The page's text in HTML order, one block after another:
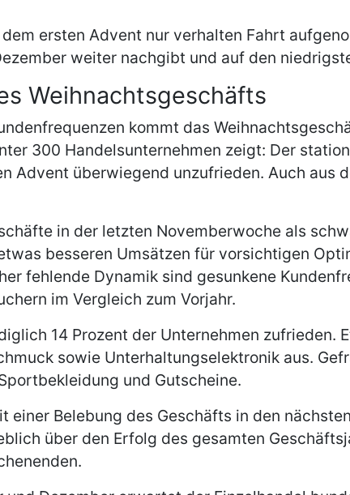
ersten Advent nur verhalten Fahrt
weiter nachgibt und auf den
Weihnachtsgeschäfts
kommt das
300 Handelsunternehmen zeigt: Der
Advent überwiegend unzufrieden. Auch aus
in der letzten Novemberwoche als
besseren Umsätzen für vorsichtigen
fehlende Dynamik sind gesunkene
im Vergleich zum Vorjahr.
14 Prozent der Unternehmen zufrieden.
sowie Unterhaltungselektronik aus.
und Gutscheine.
Belebung des Geschäfts in den
über den Erfolg des gesamten